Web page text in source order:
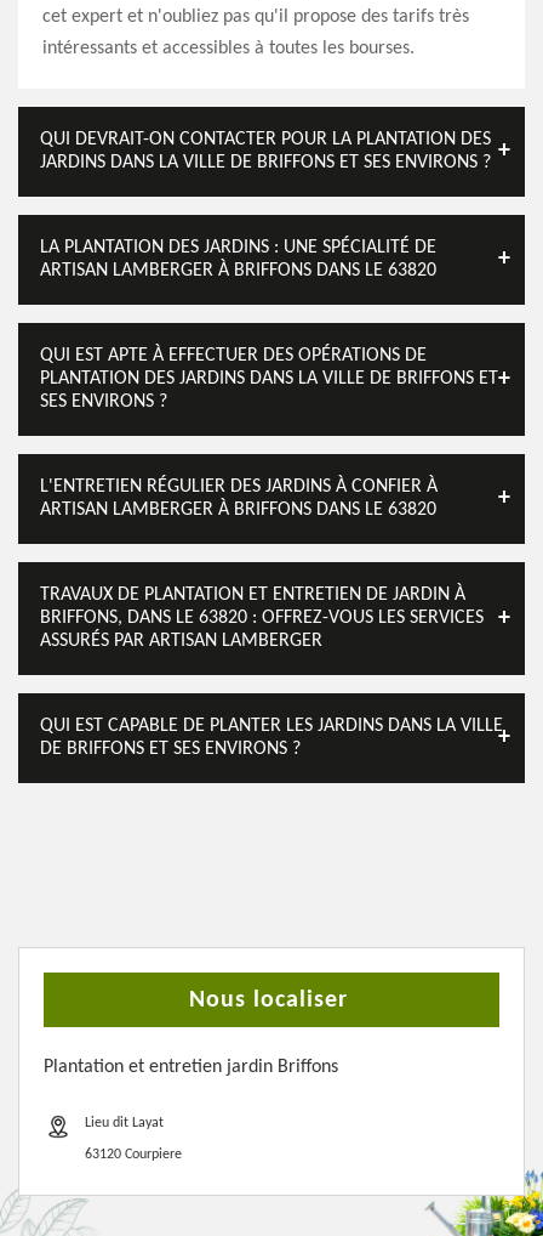
cet expert et n'oubliez pas qu'il propose des tarifs très
intéressants et accessibles à toutes les bourses.
QUI DEVRAIT-ON CONTACTER POUR LA PLANTATION DES
JARDINS DANS LA VILLE DE BRIFFONS ET SES ENVIRONS ?
LA PLANTATION DES JARDINS : UNE SPÉCIALITÉ DE
ARTISAN LAMBERGER À BRIFFONS DANS LE 63820
QUI EST APTE À EFFECTUER DES OPÉRATIONS DE
PLANTATION DES JARDINS DANS LA VILLE DE BRIFFONS ET
SES ENVIRONS ?
L'ENTRETIEN RÉGULIER DES JARDINS À CONFIER À
ARTISAN LAMBERGER À BRIFFONS DANS LE 63820
TRAVAUX DE PLANTATION ET ENTRETIEN DE JARDIN À
BRIFFONS, DANS LE 63820 : OFFREZ-VOUS LES SERVICES
ASSURÉS PAR ARTISAN LAMBERGER
QUI EST CAPABLE DE PLANTER LES JARDINS DANS LA VILLE
DE BRIFFONS ET SES ENVIRONS ?
Nous localiser
Plantation et entretien jardin Briffons
Lieu dit Layat
63120 Courpiere